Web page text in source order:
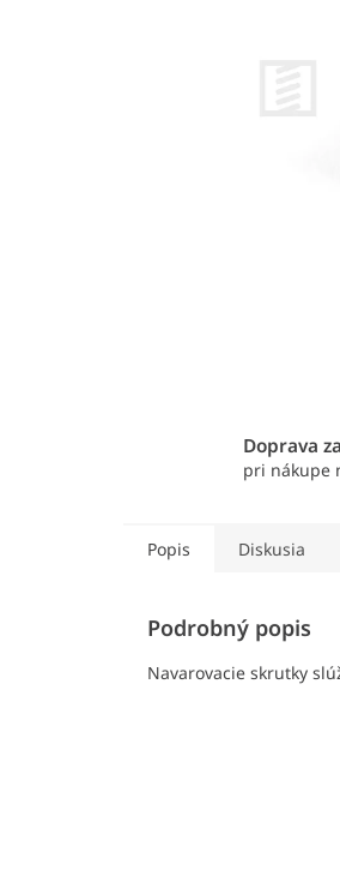
Doprava
pri nákupe
Popis Diskusia
Podrobný popis
Navarovacie skrutky